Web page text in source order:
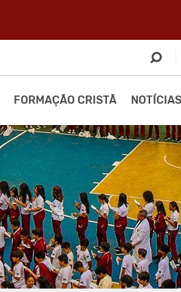
FORMAÇÃO CRISTÃ NOTÍCIAS